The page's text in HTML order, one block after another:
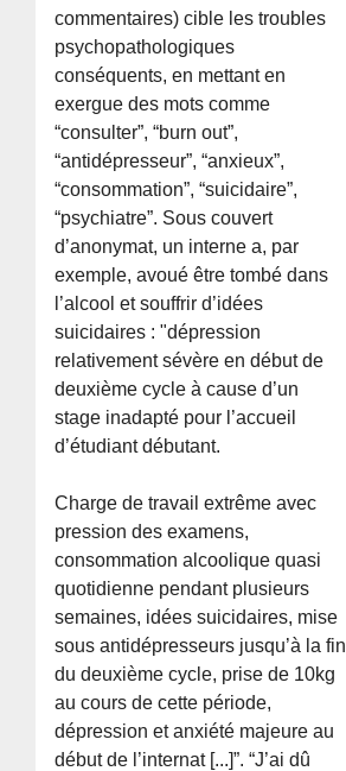
commentaires) cible les troubles
psychopathologiques
conséquents, en mettant en
exergue des mots comme
“consulter”, “burn out”,
“antidépresseur”, “anxieux”,
“consommation”, “suicidaire”,
“psychiatre”. Sous couvert
d’anonymat, un interne a, par
exemple, avoué être tombé dans
l’alcool et souffrir d’idées
suicidaires : "dépression
relativement sévère en début de
deuxième cycle à cause d’un
stage inadapté pour l’accueil
d’étudiant débutant.
Charge de travail extrême avec
pression des examens,
consommation alcoolique quasi
quotidienne pendant plusieurs
semaines, idées suicidaires, mise
sous antidépresseurs jusqu’à la fin
du deuxième cycle, prise de 10kg
au cours de cette période,
dépression et anxiété majeure au
début de l’internat [...]”. “J’ai dû